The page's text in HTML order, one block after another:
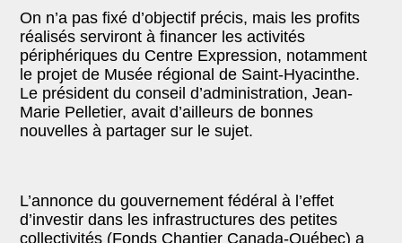
On n’a pas fixé d’objectif précis, mais les profits
réalisés serviront à financer les activités
périphériques du Centre Expression, notamment
le projet de Musée régional de Saint-Hyacinthe.
Le président du conseil d’administration, Jean-
Marie Pelletier, avait d’ailleurs de bonnes
nouvelles à partager sur le sujet.
L’annonce du gouvernement fédéral à l’effet
d’investir dans les infrastructures des petites
collectivités (Fonds Chantier Canada-Québec) a